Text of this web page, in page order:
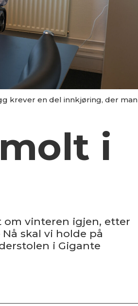
krever en del innkjøring, der man
i
om vinteren igjen, etter
skal vi holde på
i Gigante